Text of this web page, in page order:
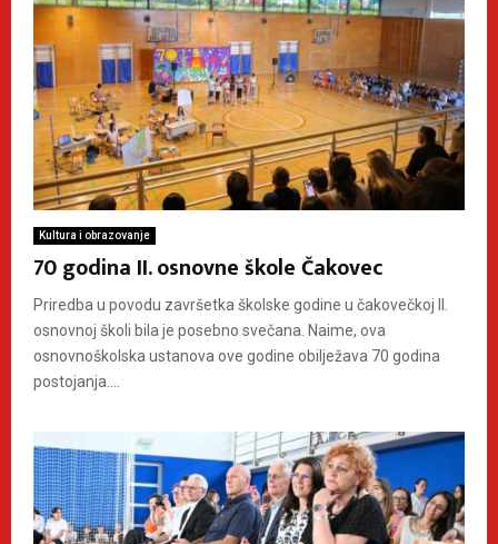
Kultura i obrazovanje
70 godina II. osnovne škole Čakovec
Priredba u povodu završetka školske godine u čakovečkoj II.
osnovnoj školi bila je posebno svečana. Naime, ova
osnovnoškolska ustanova ove godine obilježava 70 godina
postojanja....